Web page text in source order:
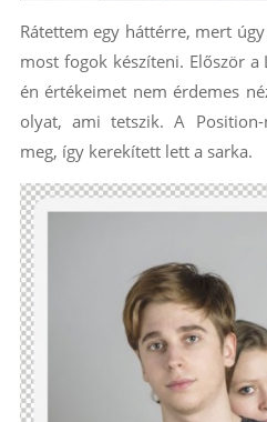
Rátettem egy háttérre, mert
most fogok készíteni. Először
én értékeimet nem érdemes
olyat, ami tetszik. A
meg, így kerekített lett a sarka.